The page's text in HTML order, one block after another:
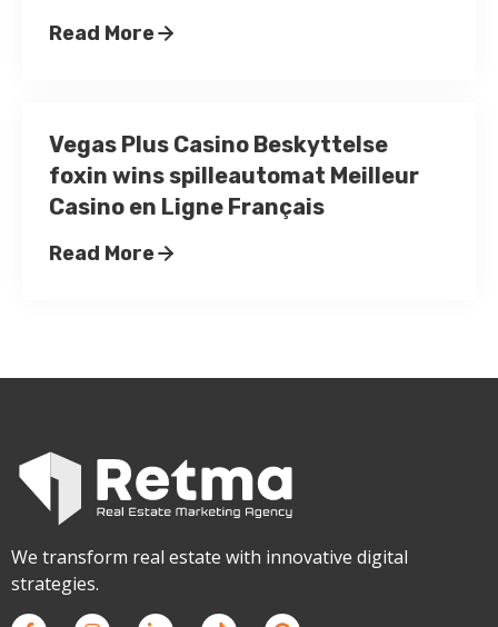
Read More
Vegas Plus Casino Beskyttelse
foxin wins spilleautomat Meilleur
Casino en Ligne Français
Read More
We transform real estate with innovative digital
strategies.